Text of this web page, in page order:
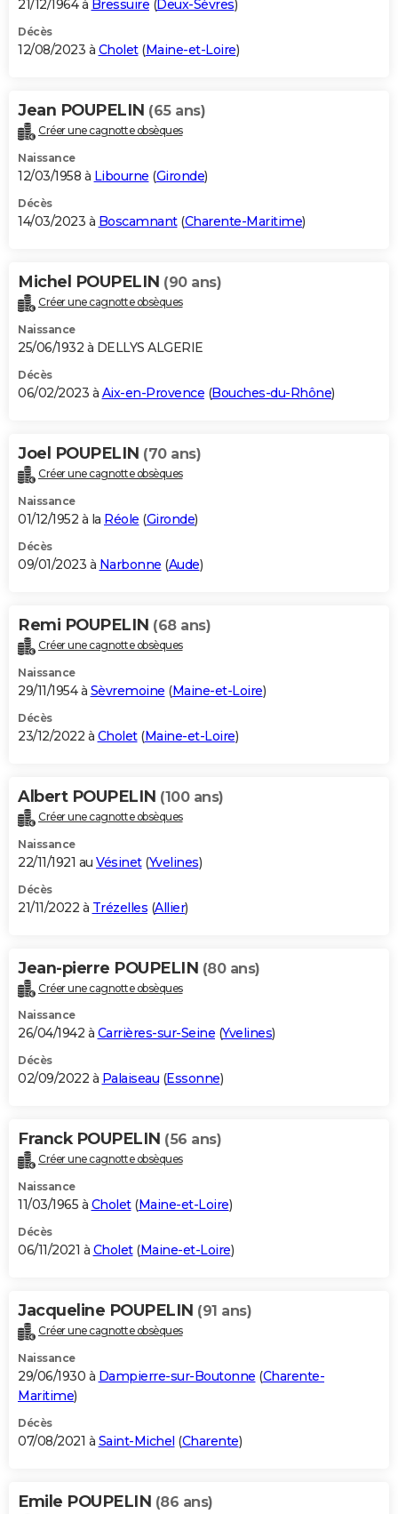
21/12/1964 à Bressuire (Deux-Sèvres)
Décès
12/08/2023 à Cholet(Maine-et-Loire)
Jean POUPELIN (65 ans)
Créer une cagnotte obsèques
Naissance
12/03/1958 à Libourne (Gironde)
Décès
14/03/2023 à Boscamnant(Charente-Maritime)
Michel POUPELIN (90 ans)
Créer une cagnotte obsèques
Naissance
25/06/1932 à DELLYS ALGERIE
Décès
06/02/2023 à Aix-en-Provence (Bouches-du-Rhône)
Joel POUPELIN (70 ans)
Créer une cagnotte obsèques
Naissance
01/12/1952 à la Réole (Gironde)
Décès
09/01/2023 à Narbonne (Aude)
Remi POUPELIN (68 ans)
Créer une cagnotte obsèques
Naissance
29/11/1954 à Sèvremoine (Maine-et-Loire)
Décès
23/12/2022 à Cholet(Maine-et-Loire)
Albert POUPELIN (100 ans)
Créer une cagnotte obsèques
Naissance
22/11/1921 au Vésinet(Yvelines)
Décès
21/11/2022 à Trézelles (Allier)
Jean-pierre POUPELIN (80 ans)
Créer une cagnotte obsèques
Naissance
26/04/1942 à Carrières-sur-Seine (Yvelines)
Décès
02/09/2022 à Palaiseau (Essonne)
Franck POUPELIN (56 ans)
Créer une cagnotte obsèques
Naissance
11/03/1965 à Cholet(Maine-et-Loire)
Décès
06/11/2021 à Cholet(Maine-et-Loire)
Jacqueline POUPELIN (91 ans)
Créer une cagnotte obsèques
Naissance
29/06/1930 à Dampierre-sur-Boutonne (Charente-
Maritime)
Décès
07/08/2021 à Saint-Michel (Charente)
Emile POUPELIN (86 ans)